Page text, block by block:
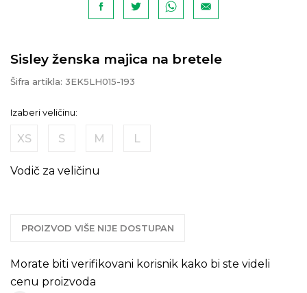
Sisley ženska majica na bretele
Šifra artikla: 3EK5LH015-193
Izaberi veličinu:
XS S M L
Vodič za veličinu
PROIZVOD VIŠE NIJE DOSTUPAN
Morate biti verifikovani korisnik kako bi ste videli
cenu proizvoda